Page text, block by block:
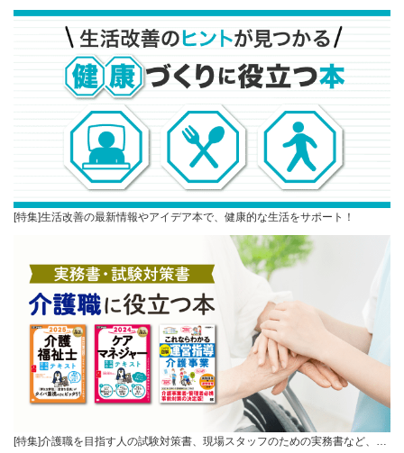
[特集]生活改善の最新情報やアイデア本で、健康的な生活をサポート！
[特集]介護職を目指す人の試験対策書、現場スタッフのための実務書など、…